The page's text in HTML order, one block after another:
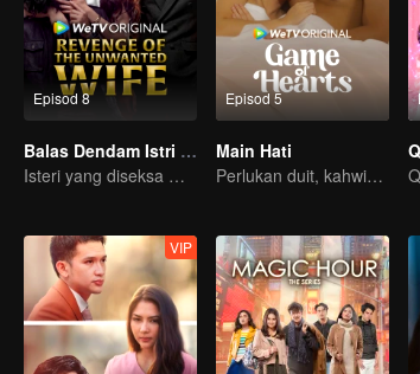
Episod 8
Balas Dendam Istri yang Tak Dianggap
Isteri yang diseksa mungkin diam, tetapi dendam tidak pernah tidur
Episod 5
Main Hati
Perlukan duit, kahwin kontrak penyelesaiannya?
VIP